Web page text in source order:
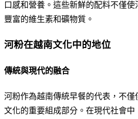
口感和營養。這些新鮮的配料不僅
豐富的維生素和礦物質。
河粉在越南文化中的地位
傳統與現代的融合
河粉作為越南傳統早餐的代表，不
文化的重要組成部分。在現代社會